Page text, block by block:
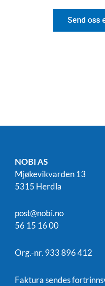
Send oss
NOBI AS
Mjøkevikvarden 13
5315 Herdla
post@nobi.no
56 15 16 00
Org.-nr. 933 896 412
Faktura sendes